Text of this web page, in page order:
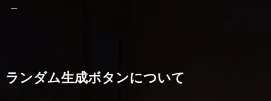
–
ランダム生成ボタンについて